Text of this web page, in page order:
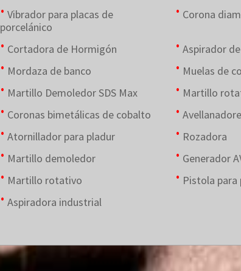
Vibrador para placas de
porcelánico
Corona
Cortadora de Hormigón
Aspirador
Mordaza de banco
Muelas de
Martillo Demoledor SDS Max
Martillo
Coronas bimetálicas de cobalto
Atornillador para pladur
Rozadora
Martillo demoledor
Generador
Martillo rotativo
Pistola para
Aspiradora industrial